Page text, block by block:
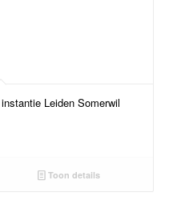
Leiden Somerwil
Toon details